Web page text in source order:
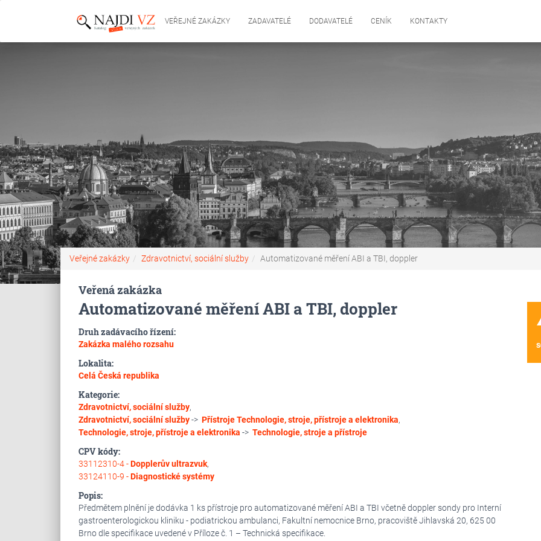
VEŘEJNÉ ZAKÁZKY ZADAVATELÉ DODAVATELÉ CENÍK KONTAKTY
Veřejné zakázky Zdravotnictví, sociální služby Automatizované měření ABI a TBI, doppler
Veřená zakázka
Automatizované měření ABI a TBI, doppler
Druh zadávacího řízení:
Zakázka malého rozsahu
Lokalita:
Celá Česká republika
Kategorie:
Zdravotnictví, sociální služby,
Zdravotnictví, sociální služby-> Přístroje Technologie, stroje, přístroje a elektronika,
Technologie, stroje, přístroje a elektronika -> Technologie, stroje a přístroje
CPV kódy:
33112310-4 -Dopplerův ultrazvuk,
33124110-9 -Diagnostické systémy
Popis:
Předmětem plnění je dodávka 1 ks přístroje pro automatizované měření ABI a TBI včetně doppler sondy pro Interní
gastroenterologickou kliniku - podiatrickou ambulanci, Fakultní nemocnice Brno, pracoviště Jihlavská 20, 625 00
Brno dle specifikace uvedené v Příloze č. 1 – Technická specifikace.